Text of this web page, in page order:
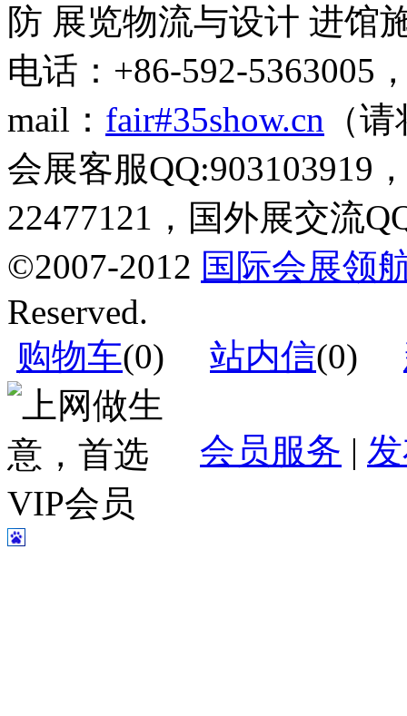
防 展览物流与设计 进馆
电话：+86-592-5363005
mail： fair#35show.cn （
会展客服QQ:903103919
22477121，国外展交流
©2007-2012 国际会展领
Reserved.
购物车(0) 站内信(0)
会员服务 |